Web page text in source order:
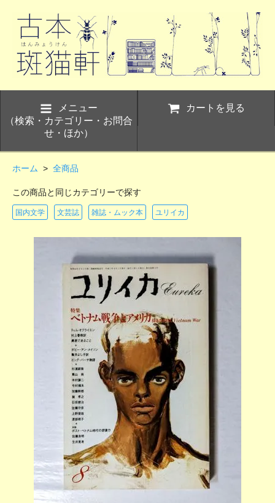
メニュー
（検索・カテゴリー・お問合
せ・ほか）
カートを見る
ホーム > 全商品
この商品と同じカテゴリーで探す
国内文学 文芸誌 雑誌・ムック本 ユリイカ